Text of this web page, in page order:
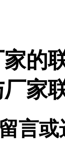
的
家
言